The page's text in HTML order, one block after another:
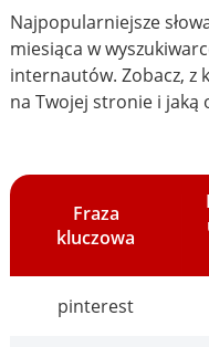
Najpopularniejsze
miesiąca w
internautów. Zobacz, z
na Twojej stronie i jaką
Fraza
kluczowa
pinterest